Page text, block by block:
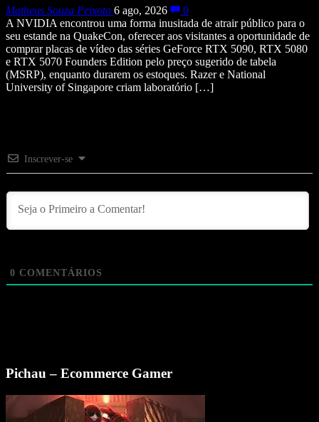
Matheus Souza Peixoto 6 ago, 2026
0
A NVIDIA encontrou uma forma inusitada de atrair público para o
seu estande na QuakeCon, oferecer aos visitantes a oportunidade de
comprar placas de vídeo das séries GeForce RTX 5090, RTX 5080
e RTX 5070 Founders Edition pelo preço sugerido de tabela
(MSRP), enquanto durarem os estoques. Razer e National
University of Singapore criam laboratório […]
Inscrever-se
0 COMENTÁRIOS
Pichau – Ecommerce Gamer